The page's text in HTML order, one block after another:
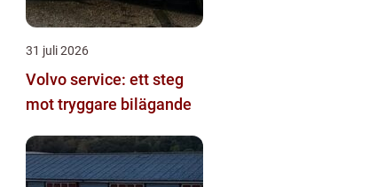
31 juli 2026
Volvo service: ett steg
mot tryggare bilägande